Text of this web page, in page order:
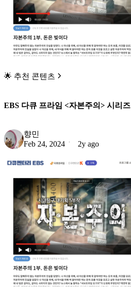
🌟 추천 콘텐츠
EBS 다큐 프라임 <자본주의> 시리즈
향민
Feb 24, 2024
2y ago